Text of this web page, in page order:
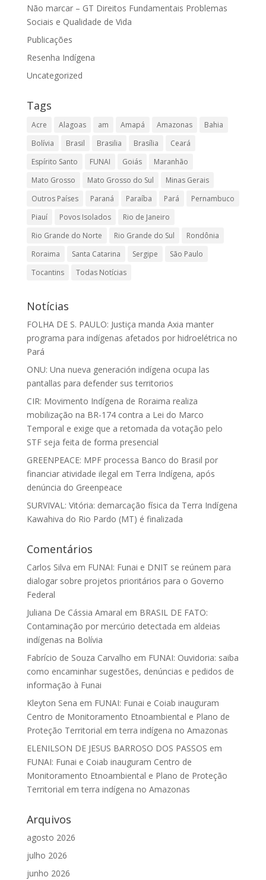
Não marcar – GT Direitos Fundamentais Problemas
Sociais e Qualidade de Vida
Publicações
Resenha Indígena
Uncategorized
Tags
Acre Alagoas am Amapá Amazonas
Bahia
Bolívia
Brasil Brasilia Brasília
Ceará
Espírito Santo
FUNAI Goiás
Maranhão
Mato Grosso
Mato Grosso do Sul
Minas Gerais
Outros Países
Paraná Paraíba Pará
Pernambuco
Piauí
Povos Isolados
Rio de Janeiro
Rio Grande do Norte
Rio Grande do Sul
Rondônia
Roraima
Santa Catarina Sergipe
São Paulo
Tocantins
Todas Notícias
Notícias
FOLHA DE S. PAULO: Justiça manda Axia manter
programa para indígenas afetados por hidroelétrica no
Pará
ONU: Una nueva generación indígena ocupa las
pantallas para defender sus territorios
CIR: Movimento Indígena de Roraima realiza
mobilização na BR-174 contra a Lei do Marco
Temporal e exige que a retomada da votação pelo
STF seja feita de forma presencial
GREENPEACE: MPF processa Banco do Brasil por
financiar atividade ilegal em Terra Indígena, após
denúncia do Greenpeace
SURVIVAL: Vitória: demarcação física da Terra Indígena
Kawahiva do Rio Pardo (MT) é finalizada
Comentários
Carlos Silva em FUNAI: Funai e DNIT se reúnem para
dialogar sobre projetos prioritários para o Governo
Federal
Juliana De Cássia Amaral em BRASIL DE FATO:
Contaminação por mercúrio detectada em aldeias
indígenas na Bolívia
Fabrício de Souza Carvalho em FUNAI: Ouvidoria: saiba
como encaminhar sugestões, denúncias e pedidos de
informação à Funai
Kleyton Sena em FUNAI: Funai e Coiab inauguram
Centro de Monitoramento Etnoambiental e Plano de
Proteção Territorial em terra indígena no Amazonas
ELENILSON DE JESUS BARROSO DOS PASSOS em
FUNAI: Funai e Coiab inauguram Centro de
Monitoramento Etnoambiental e Plano de Proteção
Territorial em terra indígena no Amazonas
Arquivos
agosto 2026
julho 2026
junho 2026